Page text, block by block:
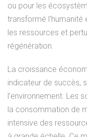
ou pour les
transformé l’humanité
les ressources et
régénération.
La croissance
indicateur de succès,
l’environnement. Les
la consommation de
intensive des